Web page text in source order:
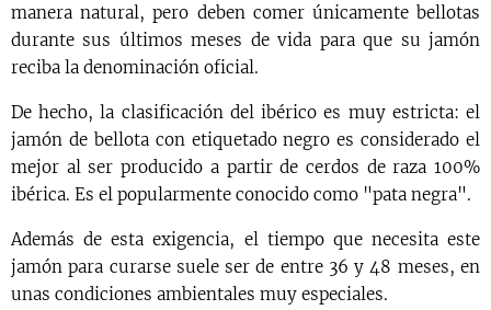
manera natural, pero deben comer únicamente bellotas
durante sus últimos meses de vida para que su jamón
reciba la denominación oficial.
De hecho, la clasificación del ibérico es muy estricta: el
jamón de bellota con etiquetado negro es considerado el
mejor al ser producido a partir de cerdos de raza 100%
ibérica. Es el popularmente conocido como "pata negra".
Además de esta exigencia, el tiempo que necesita este
jamón para curarse suele ser de entre 36 y 48 meses, en
unas condiciones ambientales muy especiales.